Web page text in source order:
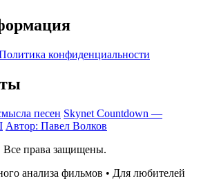
конфиденциальности
песен Skynet Countdown —
Автор: Павел Волков
Все права защищены.
анализа фильмов • Для любителей